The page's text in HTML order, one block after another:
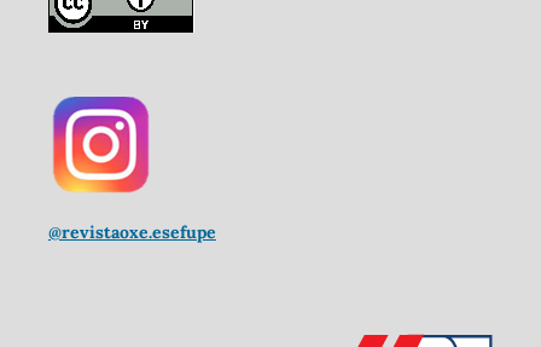
@revistaoxe.esefupe